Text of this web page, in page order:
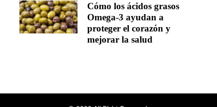
Cómo los ácidos grasos
Omega-3 ayudan a
proteger el corazón y
mejorar la salud